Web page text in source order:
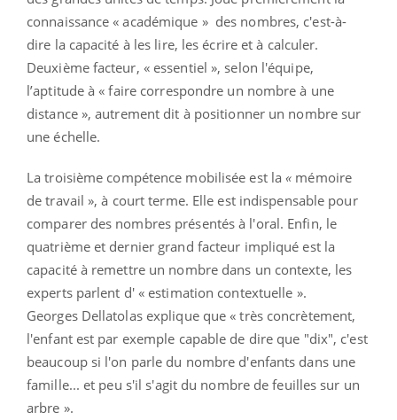
connaissance « académique » des nombres, c'est-à-
dire la capacité à les lire, les écrire et à calculer.
Deuxième facteur, « essentiel », selon l'équipe,
l’aptitude à « faire correspondre un nombre à une
distance », autrement dit à positionner un nombre sur
une échelle.
La troisième compétence mobilisée est la« mémoire
de travail », à court terme. Elle est indispensable pour
comparer des nombres présentés à l'oral. Enfin, le
quatrième et dernier grand facteur impliqué est la
capacité à remettre un nombre dans un contexte, les
experts parlent d' « estimation contextuelle ».
Georges Dellatolas explique que « très concrètement,
l'enfant est par exemple capable de dire que "dix", c'est
beaucoup si l'on parle du nombre d'enfants dans une
famille... et peu s'il s'agit du nombre de feuilles sur un
arbre ».